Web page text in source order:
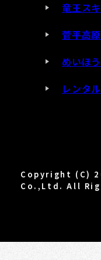
竜王ス
菅平高
めいほ
レンタ
Copyright (C)
Co.,Ltd. All